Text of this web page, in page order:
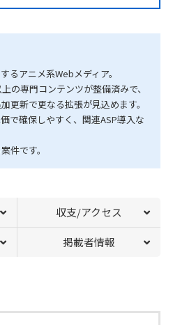
るアニメ系Webメディア。
の専門コンテンツが整備済みで、
更新で更なる拡張が見込めます。
で確保しやすく、関連ASP導入な
件です。
収支/アクセス
掲載者情報